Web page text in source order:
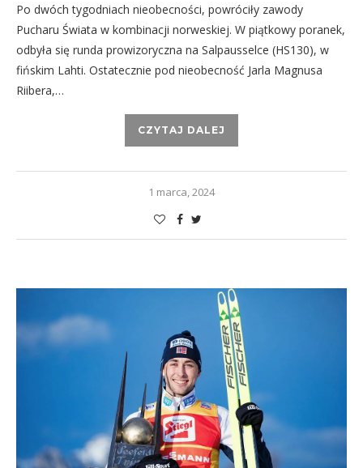
Po dwóch tygodniach nieobecności, powróciły zawody
Pucharu Świata w kombinacji norweskiej. W piątkowy poranek,
odbyła się runda prowizoryczna na Salpausselce (HS130), w
fińskim Lahti. Ostatecznie pod nieobecność Jarla Magnusa
Riibera,…
CZYTAJ DALEJ
1 marca, 2024